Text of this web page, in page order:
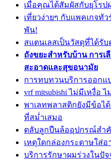
เมื่อคุณได้สัมผัสกับยุโรป
เที่ยวง่ายๆ กับแพคเกจทั
พัน!
สแตนเลสเป็นวัสดุที่ได้รั
ถังขยะสำหรับบ้าน การเ
สะอาดและสุขอนามัย
การทบทวนบริการออกแ
vrf mitsubishi ไม่มีเหงื่อ
พาเลทพลาสติกยังมีข้อไ
ที่สม่ำเสมอ
ตลับลูกปืนล้ออุปกรณ์สำ
เหตุใดกล่องกระดาษใส่
บริการรักษาผมร่วงในปั